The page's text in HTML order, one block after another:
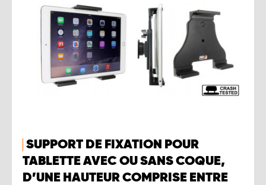
SUPPORT DE FIXATION POUR
TABLETTE AVEC OU SANS COQUE,
D’UNE HAUTEUR COMPRISE ENTRE